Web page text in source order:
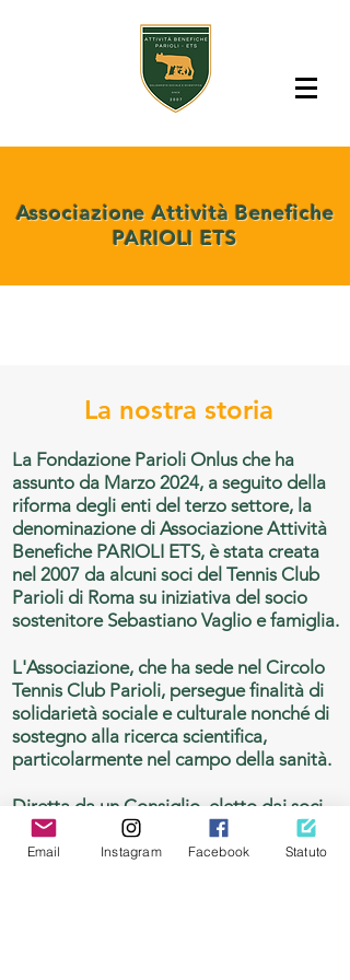
Associazione Attività Benefiche
PARIOLI ETS
La nostra storia
La Fondazione Parioli Onlus che ha
assunto da Marzo 2024, a seguito della
riforma degli enti del terzo settore, la
denominazione di Associazione Attività
Benefiche PARIOLI ETS, è stata creata
nel 2007 da alcuni soci del Tennis Club
Parioli di Roma su iniziativa del socio
sostenitore Sebastiano Vaglio e famiglia.
L'Associazione, che ha sede nel Circolo
Tennis Club Parioli, persegue finalità di
solidarietà sociale e culturale nonché di
sostegno alla ricerca scientifica,
particolarmente nel campo della sanità.
Diretta da un Consiglio, eletto dai soci
partecipanti, e formato Presidente,
Vicepresidente e otto Consiglieri.
Email Instagram Facebook Statuto